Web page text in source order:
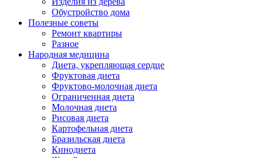
Обустройство дома
Полезные советы
Ремонт квартиры
Разное
Народная медицина
Диета, укрепляющая сердце
Фруктовая диета
Фруктово-молочная диета
Ограниченная диета
Молочная диета
Рисовая диета
Картофельная диета
Бразильская диета
Кинодиета